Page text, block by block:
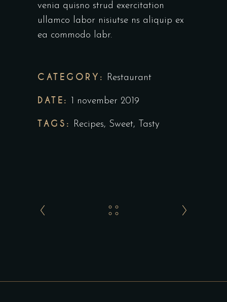
venia quisno strud exercitation
ullamco labor nisiutse ns aliquip ex
ea commodo labr.
CATEGORY: Restaurant
DATE: 1 november 2019
TAGS: Recipes, Sweet, Tasty